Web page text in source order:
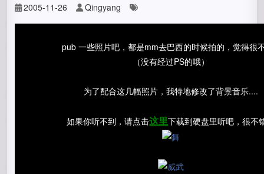
2005-11-26 Qingyang
pub 一些照片吧，都是mm去巴西的时候拍的，觉得很
（没有经过PS的哦）
为了配合这几幅照片，我特地修改了背景音乐....
如果你听不到，请点击这里下载到硬盘里听吧，很不